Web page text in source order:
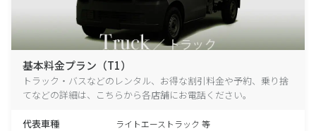
基本料金プラン（T1）
トラック・バスなどのレンタル、お得な割引料金や予約、乗り捨
てなどの詳細は、こちらから各店舗にお電話ください。
代表車種 ライトエーストラック 等